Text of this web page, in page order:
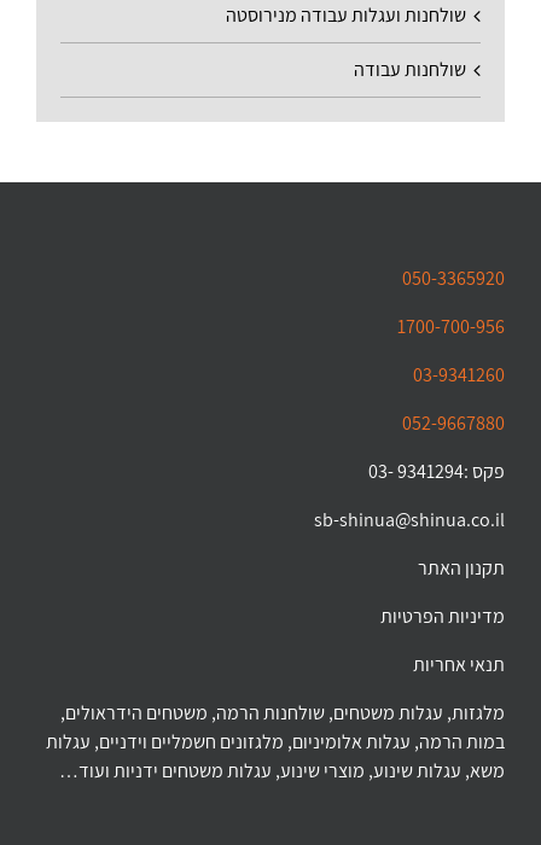
שולחנות ועגלות עבודה מנירוסטה
שולחנות עבודה
050-3365920
1700-700-956
03-9341260
052-9667880
פקס :9341294 -03
sb-shinua@shinua.co.il
תקנון האתר
מדיניות הפרטיות
תנאי אחריות
מלגזות, עגלות משטחים, שולחנות הרמה, משטחים הידראולים,
במות הרמה, עגלות אלומיניום, מלגזונים חשמליים וידניים, עגלות
משא, עגלות שינוע, מוצרי שינוע, עגלות משטחים ידניות ועוד…